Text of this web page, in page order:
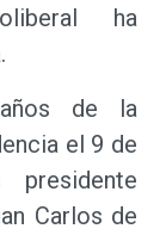
ha
de la
el 9 de
Carlos de